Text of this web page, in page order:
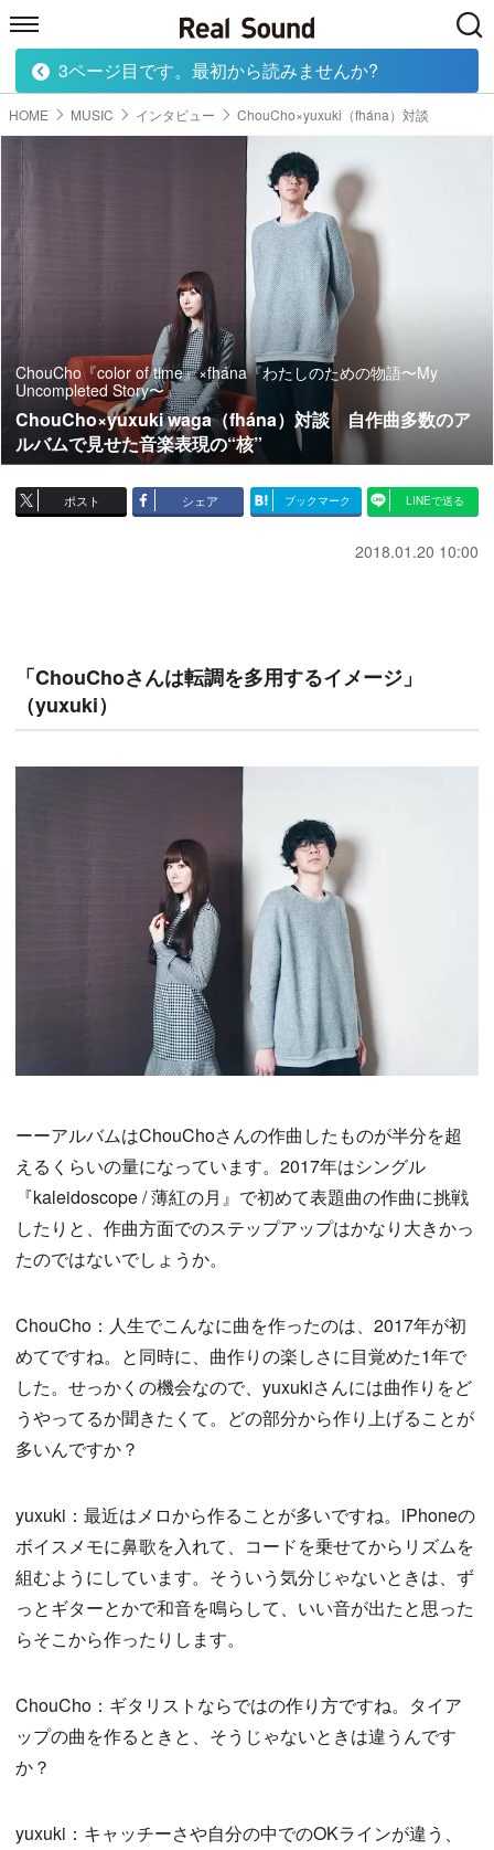
HOME MUSIC MOVIE TECH
HOME MUSIC インタビュー ChouCho×yuxuki（fhána）対談
ChouCho『color of time』×fhána『わたしのための物語〜My
Uncompleted Story〜』
ChouCho×yuxuki waga（fhána）対談 自作曲多数のア
ルバムで見せた音楽表現の“核”
ポスト シェア ブックマーク LINEで送る
2018.01.20 10:00
「ChouChoさんは転調を多用するイメージ」
（yuxuki）
ーーアルバムはChouChoさんの作曲したものが半分を超
えるくらいの量になっています。2017年はシングル
『kaleidoscope / 薄紅の月』で初めて表題曲の作曲に挑戦
したりと、作曲方面でのステップアップはかなり大きかっ
たのではないでしょうか。
ChouCho：人生でこんなに曲を作ったのは、2017年が初
めてですね。と同時に、曲作りの楽しさに目覚めた1年で
した。せっかくの機会なので、yuxukiさんには曲作りをど
うやってるか聞きたくて。どの部分から作り上げることが
多いんですか？
yuxuki：最近はメロから作ることが多いですね。iPhoneの
ボイスメモに鼻歌を入れて、コードを乗せてからリズムを
組むようにしています。そういう気分じゃないときは、ず
っとギターとかで和音を鳴らして、いい音が出たと思った
らそこから作ったりします。
ChouCho：ギタリストならではの作り方ですね。タイア
ップの曲を作るときと、そうじゃないときは違うんです
か？
yuxuki：キャッチーさや自分の中でのOKラインが違う、
3ページ目です。最初から読みませんか?